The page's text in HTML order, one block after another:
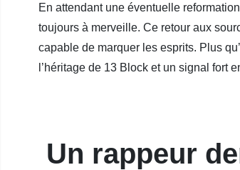
En attendant une éventuelle
toujours à merveille. Ce retour aux
capable de marquer les esprits. Plus
l’héritage de 13 Block et un signal fort
Un rappeur